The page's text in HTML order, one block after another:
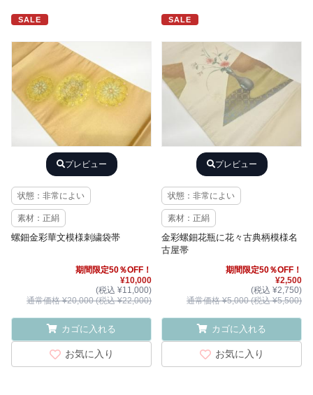
SALE
プレビュー
状態：非常によい
素材：正絹
螺鈿金彩華文模様刺繍袋帯
期間限定50％OFF！
¥10,000
(税込 ¥11,000)
通常価格 ¥20,000 (税込 ¥22,000)
カゴに入れる
お気に入り
SALE
プレビュー
状態：非常によい
素材：正絹
金彩螺鈿花瓶に花々古典柄模様名
古屋帯
期間限定50％OFF！
¥2,500
(税込 ¥2,750)
通常価格 ¥5,000 (税込 ¥5,500)
カゴに入れる
お気に入り